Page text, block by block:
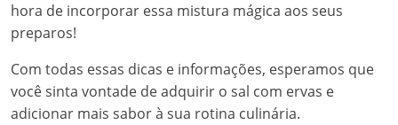
hora de incorporar essa mistura mágica aos seus
preparos!
Com todas essas dicas e informações, esperamos que
você sinta vontade de adquirir o sal com ervas e
adicionar mais sabor à sua rotina culinária.